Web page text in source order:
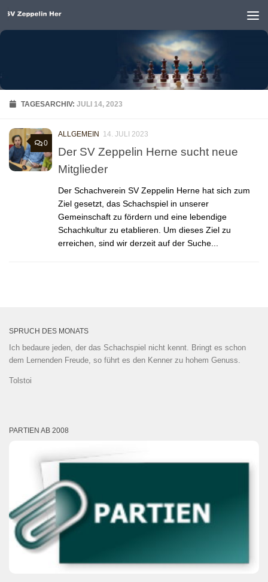
Unter dem Inhalt
TAGESARCHIV:JULI 14, 2023
0
ALLGEMEIN 14. JULI 2023
Der SV Zeppelin Herne sucht neue
Mitglieder
Der Schachverein SV Zeppelin Herne hat sich zum
Ziel gesetzt, das Schachspiel in unserer
Gemeinschaft zu fördern und eine lebendige
Schachkultur zu etablieren. Um dieses Ziel zu
erreichen, sind wir derzeit auf der Suche...
SPRUCH DES MONATS
Ich bedaure jeden, der das Schachspiel nicht kennt. Bringt es schon
dem Lernenden Freude, so führt es den Kenner zu hohem Genuss.
Tolstoi
PARTIEN AB 2008